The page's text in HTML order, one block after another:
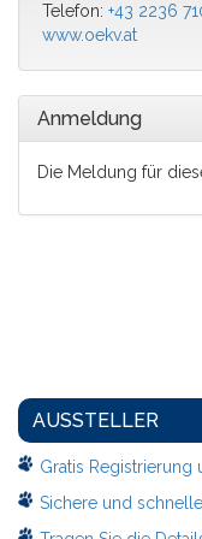
Telefon: +43 2236
www.oekv.at
Anmeldung
Die Meldung für
AUSSTELLER
Gratis Registrierung
Sichere und